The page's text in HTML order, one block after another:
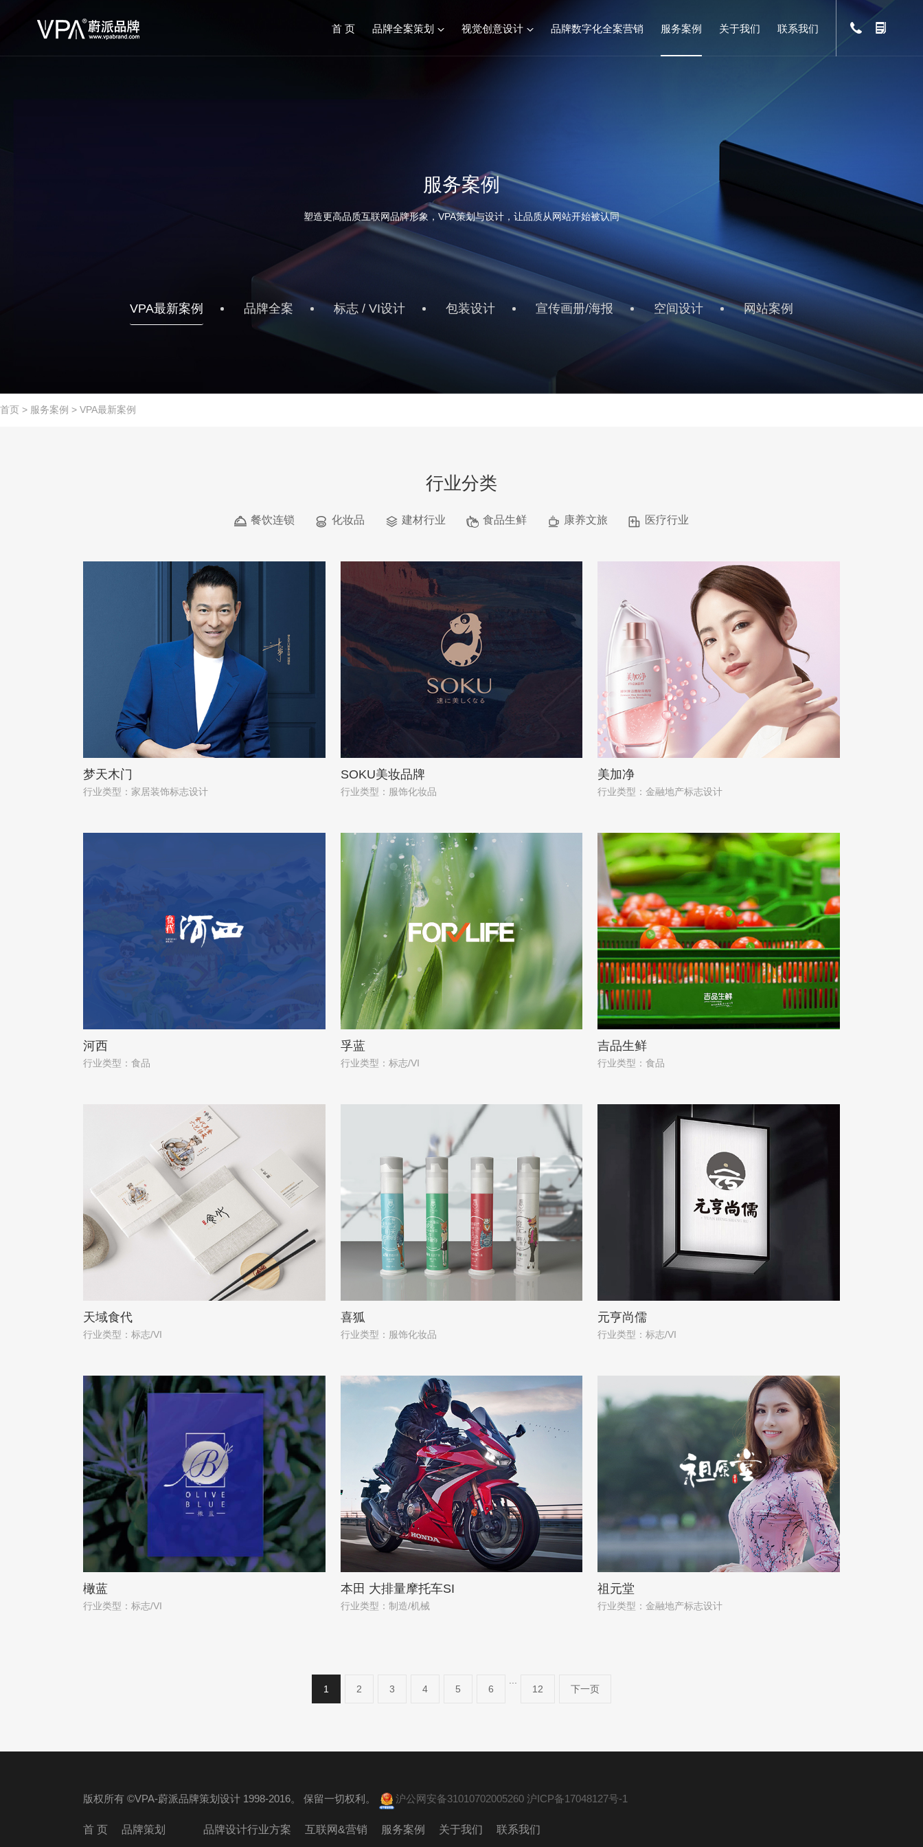
首 页 品牌全案策划
食品生鲜品牌策划设计
康养文旅品牌策划设计
医疗行业品牌策划设计
视觉创意设计
SI空间设计
品牌数字化全案营销 服务案例 关于我们 联系我们
服务案例
塑造更高品质互联网品牌形象，VPA策划与设计，让品质从网站开始被认同
VPA最新案例 品牌全案 标志 / VI设计 包装设计 宣传画册/海报 空间设计 网站案例
首页 > 服务案例 > VPA最新案例
行业分类
餐饮连锁 化妆品 建材行业 食品生鲜 康养文旅 医疗行业
梦天木门
行业类型：家居装饰标志设计
SOKU美妆品牌
行业类型：服饰化妆品
美加净
行业类型：金融地产标志设计
河西
行业类型：食品
孚蓝
行业类型：标志/VI
吉品生鲜
行业类型：食品
天域食代
行业类型：标志/VI
喜狐
行业类型：服饰化妆品
元亨尚儒
行业类型：标志/VI
橄蓝
行业类型：标志/VI
本田 大排量摩托车SI
行业类型：制造/机械
祖元堂
行业类型：金融地产标志设计
1 2 3 4 5 6
...
12
下一页
版权所有 ©VPA-蔚派品牌策划设计 1998-2016。 保留一切权利。 沪公网安备31010702005260 沪ICP备17048127号-1
首 页 品牌策划 品牌设计行业方案 互联网&营销 服务案例 关于我们 联系我们